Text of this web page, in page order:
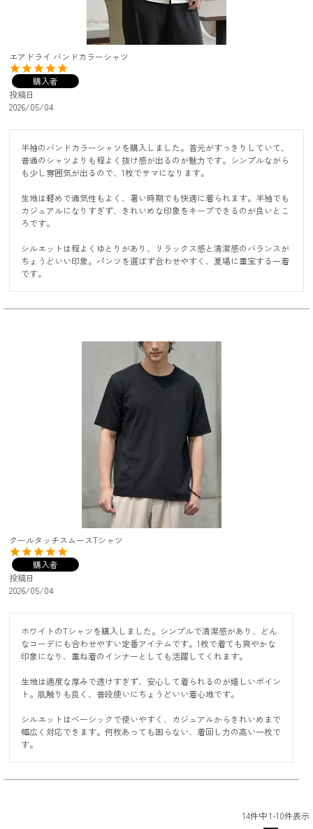
エアドライ バンドカラーシャツ
購入者
投稿日
2026/05/04
半袖のバンドカラーシャツを購入しました。首元がすっきりしていて、
普通のシャツよりも程よく抜け感が出るのが魅力です。シンプルながら
も少し雰囲気が出るので、1枚でサマになります。
生地は軽めで通気性もよく、暑い時期でも快適に着られます。半袖でも
カジュアルになりすぎず、きれいめな印象をキープできるのが良いとこ
ろです。
シルエットは程よくゆとりがあり、リラックス感と清潔感のバランスが
ちょうどいい印象。パンツを選ばず合わせやすく、夏場に重宝する一着
です。
クールタッチスムースTシャツ
購入者
投稿日
2026/05/04
ホワイトのTシャツを購入しました。シンプルで清潔感があり、どん
なコーデにも合わせやすい定番アイテムです。1枚で着ても爽やかな
印象になり、重ね着のインナーとしても活躍してくれます。
生地は適度な厚みで透けすぎず、安心して着られるのが嬉しいポイン
ト。肌触りも良く、普段使いにちょうどいい着心地です。
シルエットはベーシックで使いやすく、カジュアルからきれいめまで
幅広く対応できます。何枚あっても困らない、着回し力の高い一枚で
す。
14件中1-10件表示